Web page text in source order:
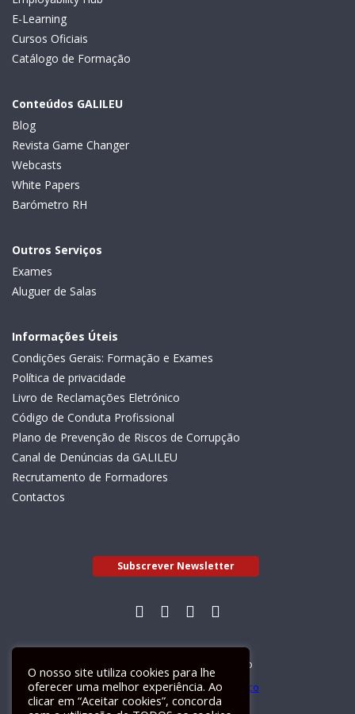
E-Learning
Cursos Oficiais
Catálogo de Formação
Conteúdos GALILEU
Blog
Revista Game Changer
Webcasts
White Papers
Barómetro RH
Outros Serviços
Exames
Aluguer de Salas
Informações Úteis
Condições Gerais: Formação e Exames
Política de privacidade
Livro de Reclamações Eletrónico
Código de Conduta Profissional
Plano de Prevenção de Riscos de Corrupção
Canal de Denúncias da GALILEU
Recrutamento de Formadores
Contactos
Subscrever Newsletter
Livro de Reclamações Electrónico
O nosso site utiliza cookies para lhe
oferecer uma melhor experiência. Ao
clicar em “Aceitar cookies”, concorda